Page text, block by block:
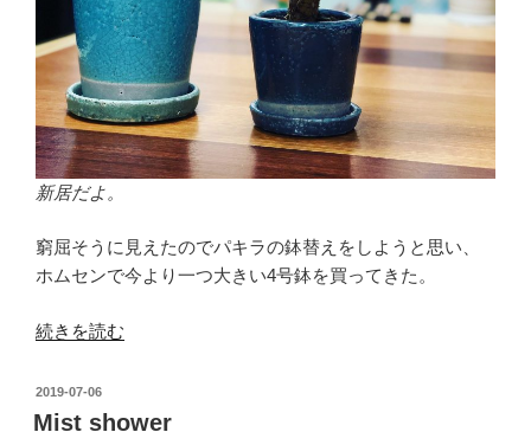
新居だよ。
窮屈そうに見えたのでパキラの鉢替えをしようと思い、
ホムセンで今より一つ大きい4号鉢を買ってきた。
“パ
ラ
の
続きを読む
投
稿
2019-07-06
Mist shower